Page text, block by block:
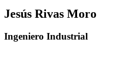
Jesús Rivas Moro
Ingeniero Industrial